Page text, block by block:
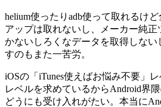
helium使ったりadb使って取れるけ
アップは取れないし、メーカー純
かないしろくなデータを取得しな
すのもまた一苦労。
iOSの「iTunes使えばお悩み不要」
レベルを求めているからAndroid界
どうにも受け入れがたい。本当に